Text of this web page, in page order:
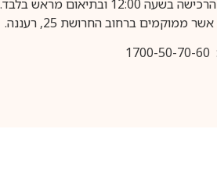
ובתיאום מראש בלבד.
ברחוב החרושת 25, רעננה.